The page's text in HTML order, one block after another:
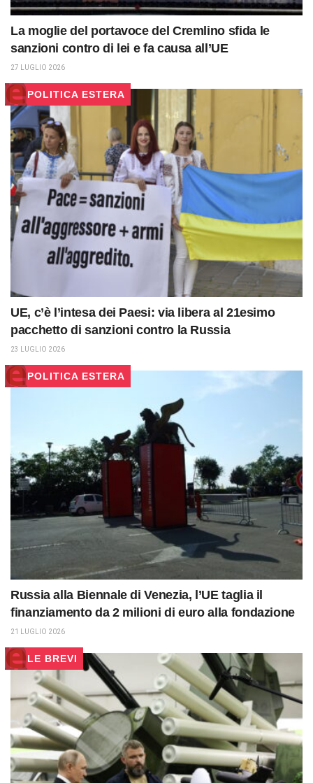
La moglie del portavoce del Cremlino sfida le
sanzioni contro di lei e fa causa all’UE
27 LUGLIO 2026
POLITICA ESTERA
UE, c’è l’intesa dei Paesi: via libera al 21esimo
pacchetto di sanzioni contro la Russia
23 LUGLIO 2026
POLITICA ESTERA
Russia alla Biennale di Venezia, l’UE taglia il
finanziamento da 2 milioni di euro alla fondazione
21 LUGLIO 2026
LE BREVI